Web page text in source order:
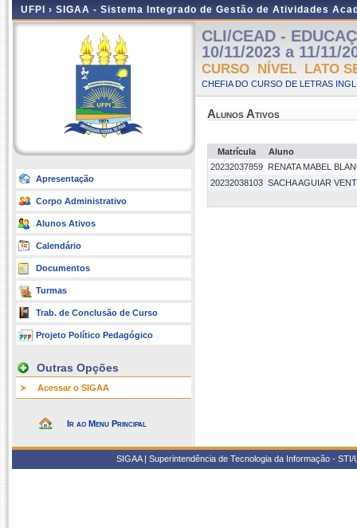
UFPI › SIGAA - Sistema Integrado de Gestão de Atividades
Apresentação
Corpo Administrativo
Alunos Ativos
Calendário
Documentos
Turmas
Trab. de Conclusão de Curso
Projeto Político Pedagógico
Outras Opções
Acessar o SIGAA
Ir ao Menu Principal
CLI/CEAD -
10/11/2023 a 11/11/
CURSO NÍVEL LATO
CHEFIA DO CURSO DE LETRAS
Alunos Ativos
Matrícula
Aluno
20232037859 RENATA MABEL
20232038103 SACHA AGUIAR
SIGAA | Superintendência de Tecnologia da Informação -